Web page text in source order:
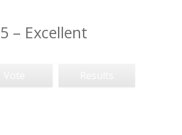
5 – Excellent